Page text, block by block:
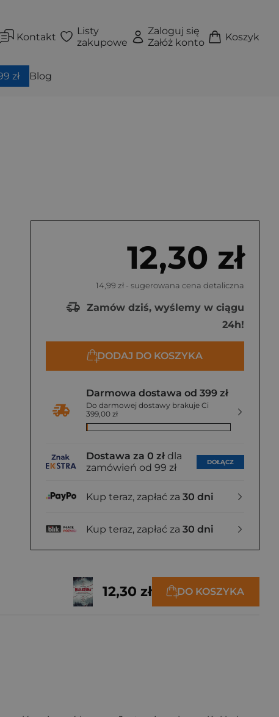
Kontakt
Listy
zakupowe
Zaloguj się
Załóż konto
Koszyk
zł Blog
12,30 zł
14,99 zł - sugerowana cena detaliczna
Zamów dziś, wyślemy w ciągu
24h!
DODAJ DO KOSZYKA
Darmowa dostawa od 399 zł
Do darmowej dostawy brakuje Ci
399,00 zł
Dostawa za 0 zł dla
zamówień od 99 zł
DOŁĄCZ
Kup teraz, zapłać za 30 dni
Kup teraz, zapłać za 30 dni
12,30 zł DO KOSZYKA